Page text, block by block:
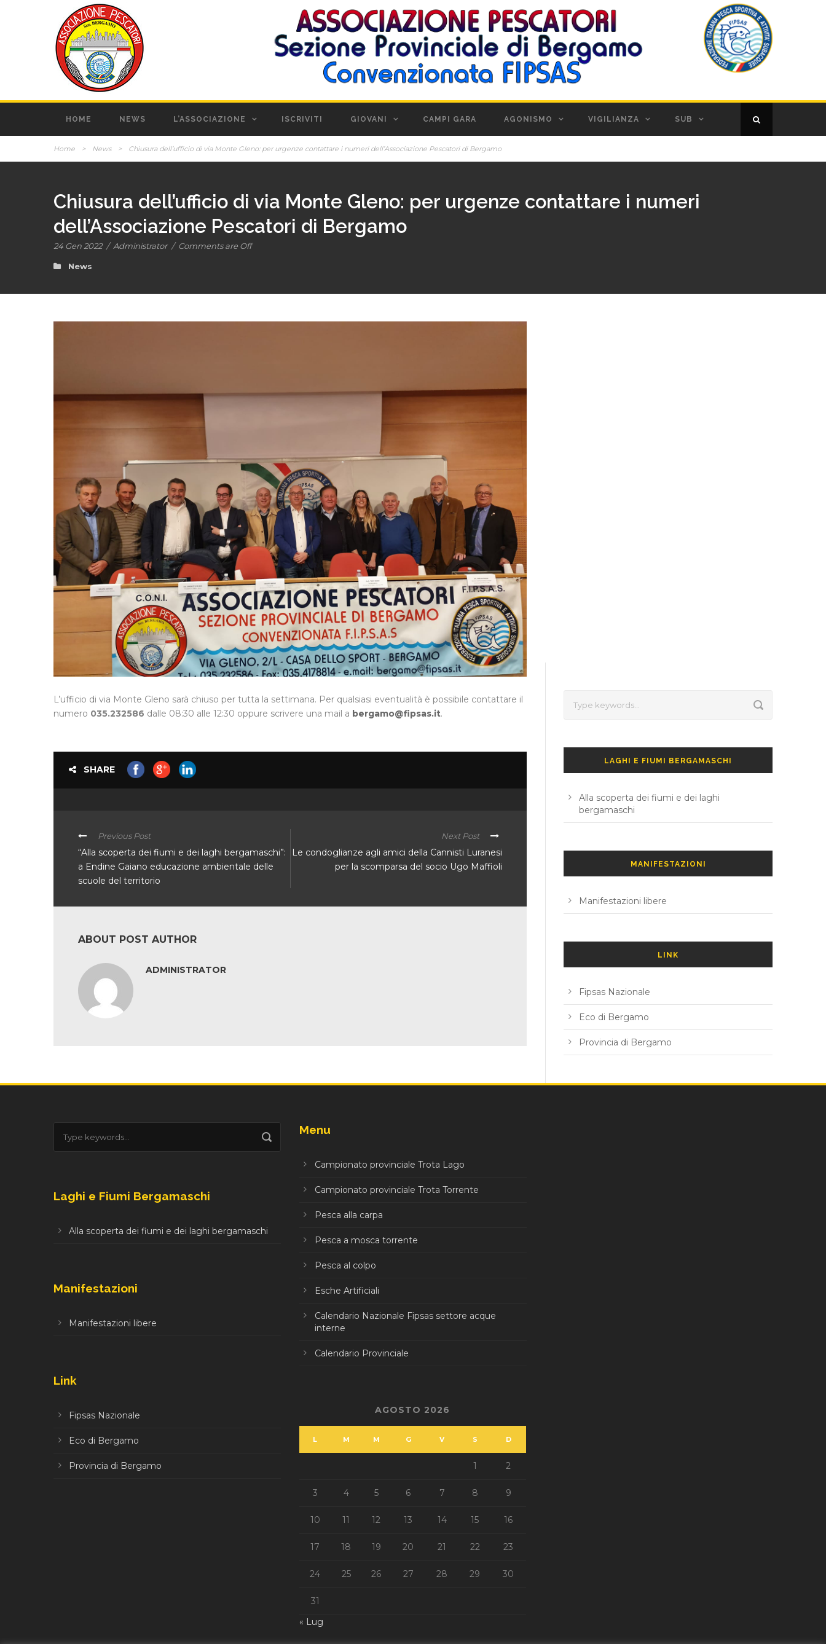
HOME NEWS L’ASSOCIAZIONE ISCRIVITI GIOVANI CAMPI GARA AGONISMO VIGILIANZA SUB
Home > News > Chiusura dell’ufficio di via Monte Gleno: per urgenze contattare i numeri dell’Associazione Pescatori di Bergamo
Chiusura dell’ufficio di via Monte Gleno: per urgenze contattare i numeri
dell’Associazione Pescatori di Bergamo
24 Gen 2022 / Administrator / Comments are Off
News
L’ufficio di via Monte Gleno sarà chiuso per tutta la settimana. Per qualsiasi eventualità è possibile contattare il
numero 035.232586 dalle 08:30 alle 12:30 oppure scrivere una mail a bergamo@fipsas.it.
SHARE
Previous Post
“Alla scoperta dei fiumi e dei laghi bergamaschi”:
a Endine Gaiano educazione ambientale delle
scuole del territorio
Next Post
Le condoglianze agli amici della Cannisti Luranesi
per la scomparsa del socio Ugo Maffioli
ABOUT POST AUTHOR
ADMINISTRATOR
LAGHI E FIUMI BERGAMASCHI
Alla scoperta dei fiumi e dei laghi
bergamaschi
MANIFESTAZIONI
Manifestazioni libere
LINK
Fipsas Nazionale
Eco di Bergamo
Provincia di Bergamo
Laghi e Fiumi Bergamaschi
Alla scoperta dei fiumi e dei laghi bergamaschi
Manifestazioni
Manifestazioni libere
Link
Fipsas Nazionale
Eco di Bergamo
Provincia di Bergamo
Menu
Campionato provinciale Trota Lago
Campionato provinciale Trota Torrente
Pesca alla carpa
Pesca a mosca torrente
Pesca al colpo
Esche Artificiali
Calendario Nazionale Fipsas settore acque
interne
Calendario Provinciale
AGOSTO 2026
L M M G V S D
1 2
3 4 5 6 7 8 9
10 11 12 13 14 15 16
17 18 19 20 21 22 23
24 25 26 27 28 29 30
31
« Lug